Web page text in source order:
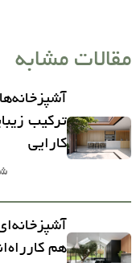
مقالات مشابه
ترکیب
کارایی
هم